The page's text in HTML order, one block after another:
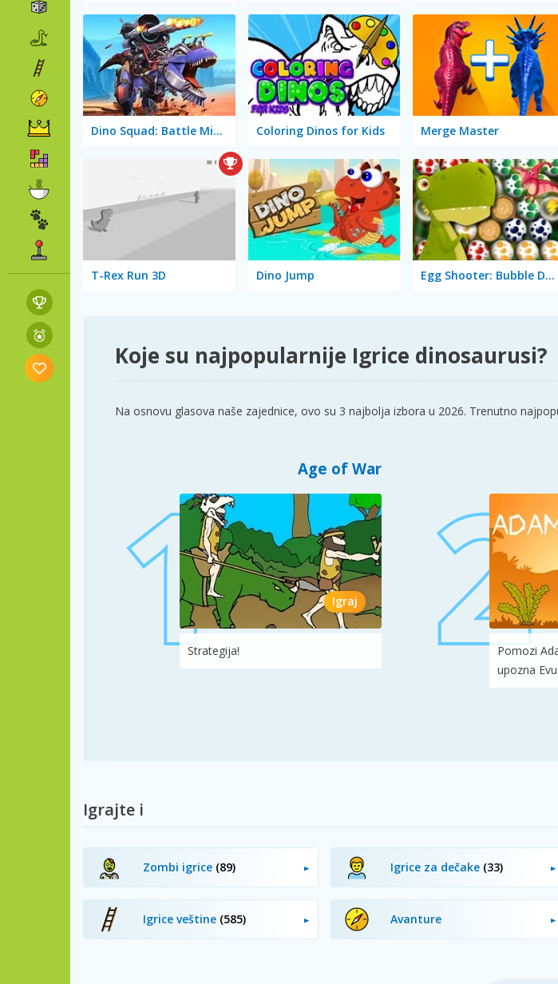
Dino Squad: Battle Mission Coloring Dinos for Kids Merge Master
T-Rex Run 3D Dino Jump Egg Shooter: Bubble Dinosaur
Koje su najpopularnije Igrice dinosaurusi?
Na osnovu glasova naše zajednice, ovo su 3 najbolja izbora u 2026. Trenutno
Age of War
Igraj
Strategija!
Pomozi
upozna Evu
Igrajte i
Zombi igrice (89) Igrice za dečake (33)
Igrice veštine (585) Avanture